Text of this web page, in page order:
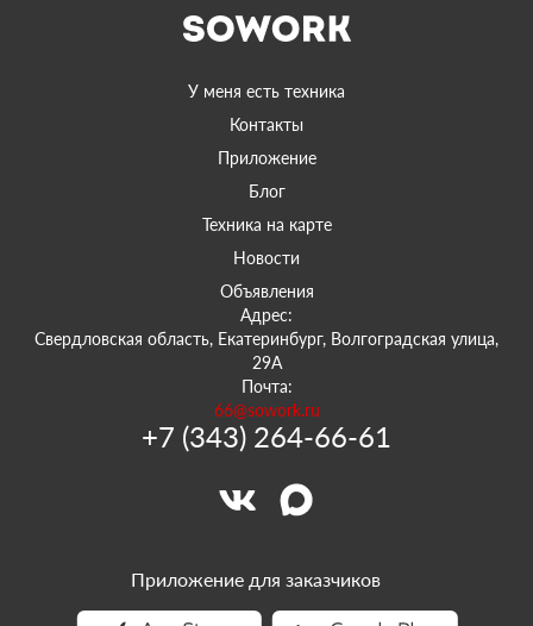
У меня есть техника
Контакты
Приложение
Блог
Техника на карте
Новости
Объявления
Адрес:
Свердловская область, Екатеринбург, Волгоградская улица,
29А
Почта:
66@sowork.ru
+7 (343) 264-66-61
Приложение для заказчиков